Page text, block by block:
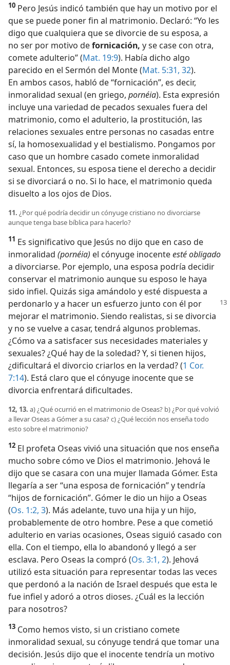
10 Pero Jesús indicó también que hay un motivo por el
que se puede poner fin al matrimonio. Declaró: “Yo les
digo que cualquiera que se divorcie de su esposa, a
no ser por motivo defornicación, y se case con otra,
comete adulterio” (Mat. 19:9). Había dicho algo
parecido en el Sermón del Monte (Mat. 5:31, 32).
En ambos casos, habló de “fornicación”, es decir,
inmoralidad sexual (en griego, pornéia). Esta expresión
incluye una variedad de pecados sexuales fuera del
matrimonio, como el adulterio, la prostitución, las
relaciones sexuales entre personas no casadas entre
sí, la homosexualidad y el bestialismo. Pongamos por
caso que un hombre casado comete inmoralidad
sexual. Entonces, su esposa tiene el derecho a decidir
si se divorciará o no. Si lo hace, el matrimonio queda
disuelto a los ojos de Dios.
11. ¿Por qué podría decidir un cónyuge cristiano no divorciarse
aunque tenga base bíblica para hacerlo?
11 Es significativo que Jesús no dijo que en caso de
inmoralidad (pornéia) el cónyuge inocenteesté obligado
a divorciarse. Por ejemplo, una esposa podría decidir
conservar el matrimonio aunque su esposo le haya
sido infiel. Quizás siga amándolo y esté dispuesta a
perdonarlo y a hacer un esfuerzo junto con él por
mejorar el matrimonio. Siendo realistas, si se divorcia
y no se vuelve a casar, tendrá algunos problemas.
¿Cómo va a satisfacer sus necesidades materiales y
sexuales? ¿Qué hay de la soledad? Y, si tienen hijos,
¿dificultará el divorcio criarlos en la verdad? (1 Cor.
7:14). Está claro que el cónyuge inocente que se
divorcia enfrentará dificultades.
12, 13. a) ¿Qué ocurrió en el matrimonio de Oseas? b) ¿Por qué volvió
a llevar Oseas a Gómer a su casa? c) ¿Qué lección nos enseña todo
esto sobre el matrimonio?
12 El profeta Oseas vivió una situación que nos enseña
mucho sobre cómo ve Dios el matrimonio. Jehová le
dijo que se casara con una mujer llamada Gómer. Esta
llegaría a ser “una esposa de fornicación” y tendría
“hijos de fornicación”. Gómer le dio un hijo a Oseas
(Os. 1:2, 3). Más adelante, tuvo una hija y un hijo,
probablemente de otro hombre. Pese a que cometió
adulterio en varias ocasiones, Oseas siguió casado con
ella. Con el tiempo, ella lo abandonó y llegó a ser
esclava. Pero Oseas la compró (Os. 3:1, 2). Jehová
utilizó esta situación para representar todas las veces
que perdonó a la nación de Israel después que esta le
fue infiel y adoró a otros dioses. ¿Cuál es la lección
para nosotros?
13 Como hemos visto, si un cristiano comete
inmoralidad sexual, su cónyuge tendrá que tomar una
decisión. Jesús dijo que el inocente tendría un motivo